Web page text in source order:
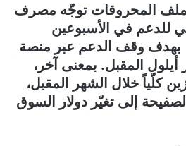
المحروقات توجّه مصرف
للدعم في الأسبوعين
بهدف وقف الدعم عبر منصة
المقبل. بمعنى آخر،
كلّياً خلال الشهر المقبل،
إلى تغيّر دولار السوق